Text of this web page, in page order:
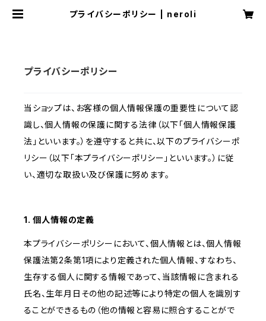
プライバシーポリシー | neroli
プライバシーポリシー
当ショップは、お客様の個人情報保護の重要性について認
識し、個人情報の保護に関する法律（以下「個人情報保護
法」といいます。）を遵守すると共に、以下のプライバシーポ
リシー（以下「本プライバシーポリシー」といいます。）に従
い、適切な取扱い及び保護に努めます。
1. 個人情報の定義
本プライバシーポリシーにおいて、個人情報とは、個人情報
保護法第2条第1項により定義された個人情報、すなわち、
生存する個人に関する情報であって、当該情報に含まれる
氏名、生年月日その他の記述等により特定の個人を識別す
ることができるもの（他の情報と容易に照合することがで